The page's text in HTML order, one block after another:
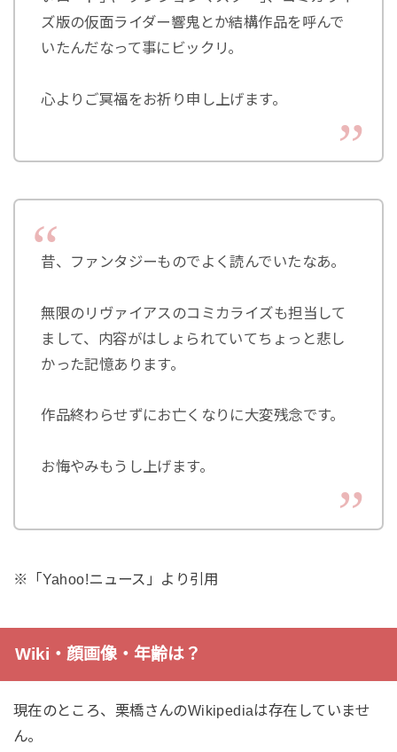
ズ版の仮面ライダー響鬼とか結構作品を呼んで
いたんだなって事にビックリ。
心よりご冥福をお祈り申し上げます。
昔、ファンタジーものでよく読んでいたなあ。
無限のリヴァイアスのコミカライズも担当して
まして、内容がはしょられていてちょっと悲し
かった記憶あります。
作品終わらせずにお亡くなりに大変残念です。
お悔やみもうし上げます。
※「Yahoo!ニュース」より引用
Wiki・顔画像・年齢は？
現在のところ、栗橋さんのWikipediaは存在していませ
ん。